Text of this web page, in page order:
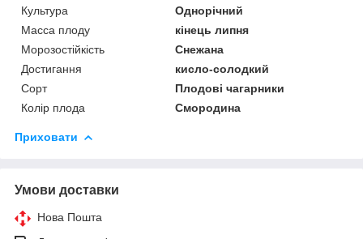
Культура
Однорічний
Масса плоду
кінець липня
Морозостійкість
Снежана
Достигання
кисло-солодкий
Сорт
Плодові чагарники
Колір плода
Смородина
Приховати
Умови доставки
Нова Пошта